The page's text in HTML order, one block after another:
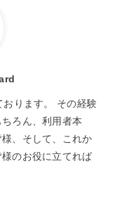
ります。 その経験
ろん、利用者本
、そして、これか
のお役に立てれば